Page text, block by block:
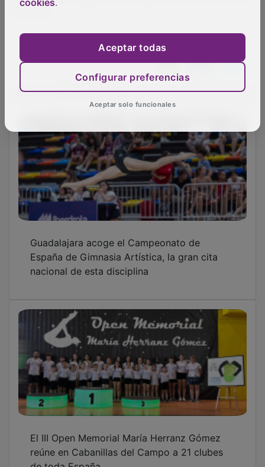
El III Open Memorial María Herranz Gómez
reúne en Cabanillas del Campo a 21 clubes
de toda España
El Memorial María Herránz regresa con
emoción y deporte
cookies.
Aceptar todas
Configurar preferencias
Aceptar solo funcionales